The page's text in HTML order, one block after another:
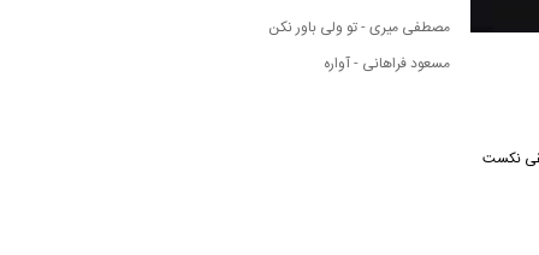
نکست
مصطفی میری - تو ولی باور نکن
مسعود فراهانی - آواره